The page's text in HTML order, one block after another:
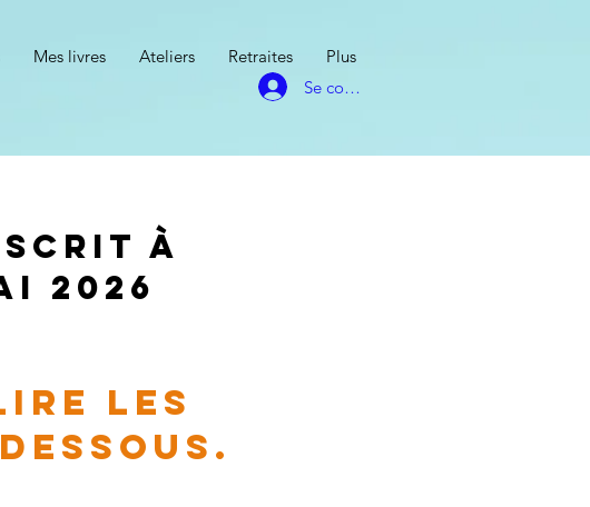
Mes livres Ateliers Retraites
Plus
Se connecter
à
2026
les